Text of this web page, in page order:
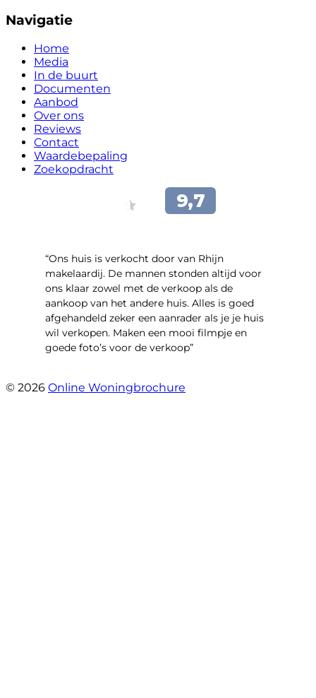
Navigatie
Home
Media
In de buurt
Documenten
Aanbod
Over ons
Reviews
Contact
Waardebepaling
Zoekopdracht
“Ons huis is verkocht door van Rhijn
makelaardij. De mannen stonden altijd voor
ons klaar zowel met de verkoop als de
aankoop van het andere huis. Alles is goed
afgehandeld zeker een aanrader als je je huis
wil verkopen. Maken een mooi filmpje en
goede foto’s voor de verkoop”
© 2026 Online Woningbrochure